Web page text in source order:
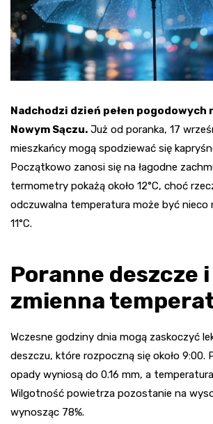
Nadchodzi dzień pełen pogodowych
Nowym Sączu. Już od poranka, 17
mieszkańcy mogą spodziewać się
Początkowo zanosi się na łagodne
termometry pokażą około 12°C, choć
odczuwalna temperatura może być nieco
11°C.
Poranne deszcze i
zmienna
Wczesne godziny dnia mogą zaskoczyć
deszczu, które rozpoczną się około 9:00.
opady wyniosą do 0.16 mm, a
Wilgotność powietrza pozostanie na
wynosząc 78%.